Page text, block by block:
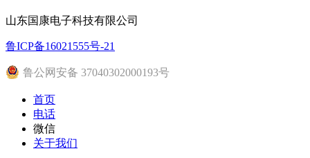
山东国康电子科技有限公司
鲁ICP备16021555号-21
鲁公网安备 37040302000193号
首页
电话
微信
关于我们